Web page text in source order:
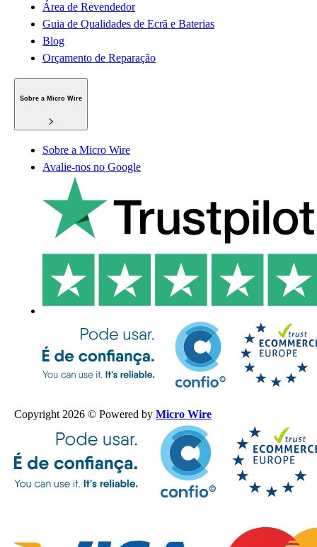
Área de Revendedor
Guia de Qualidades de Ecrã e Baterias
Blog
Orçamento de Reparação
Sobre a Micro Wire
Sobre a Micro Wire
Avalie-nos no Google
Copyright 2026 © Powered by Micro Wire